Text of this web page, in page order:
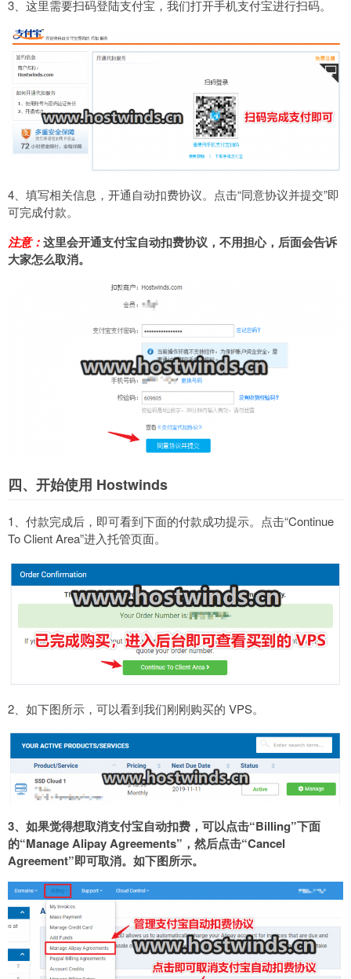
3、这里需要扫码登陆支付宝，我们打开手机支付宝进行扫码。
4、填写相关信息，开通自动扣费协议。点击“同意协议并提交”即
可完成付款。
注意：这里会开通支付宝自动扣费协议，不用担心，后面会告诉
大家怎么取消。
四、开始使用 Hostwinds
1、付款完成后，即可看到下面的付款成功提示。点击“Continue
To Client Area”进入托管页面。
2、如下图所示，可以看到我们刚刚购买的 VPS。
3、如果觉得想取消支付宝自动扣费，可以点击“Billing”下面
的“Manage Alipay Agreements”，然后点击“Cancel
Agreement”即可取消。如下图所示。